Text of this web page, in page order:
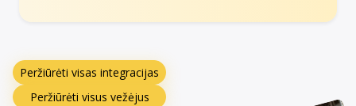
Peržiūrėti visas integracijas
Peržiūrėti visus vežėjus